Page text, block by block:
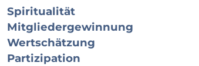
Spiritualität
Mitgliedergewinnung
Wertschätzung
Partizipation